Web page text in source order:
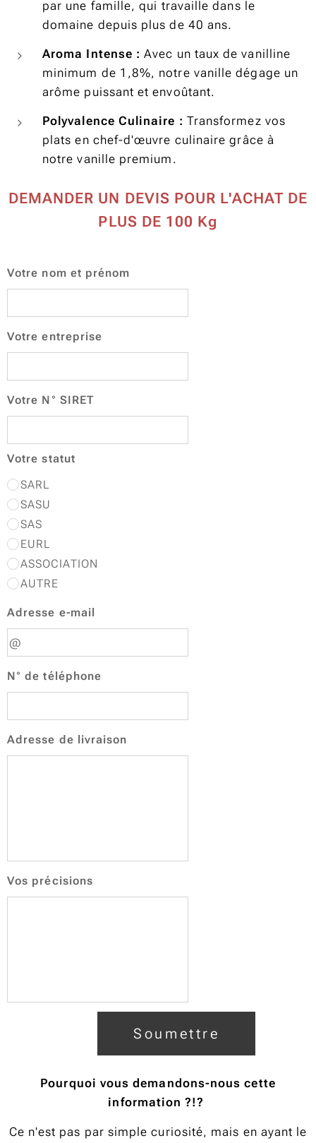
par une famille, qui travaille dans le
domaine depuis plus de 40 ans.
Aroma Intense : Avec un taux de vanilline
minimum de 1,8%, notre vanille dégage un
arôme puissant et envoûtant.
Polyvalence Culinaire : Transformez vos
plats en chef-d'œuvre culinaire grâce à
notre vanille premium.
DEMANDER UN DEVIS POUR L'ACHAT DE
PLUS DE 100 Kg
Votre nom et prénom
Votre entreprise
Votre N° SIRET
Votre statut
SARL
SASU
SAS
EURL
ASSOCIATION
AUTRE
Adresse e-mail
N° de téléphone
Adresse de livraison
Vos précisions
Soumettre
Pourquoi vous demandons-nous cette
information ?!?
Ce n'est pas par simple curiosité, mais en ayant le